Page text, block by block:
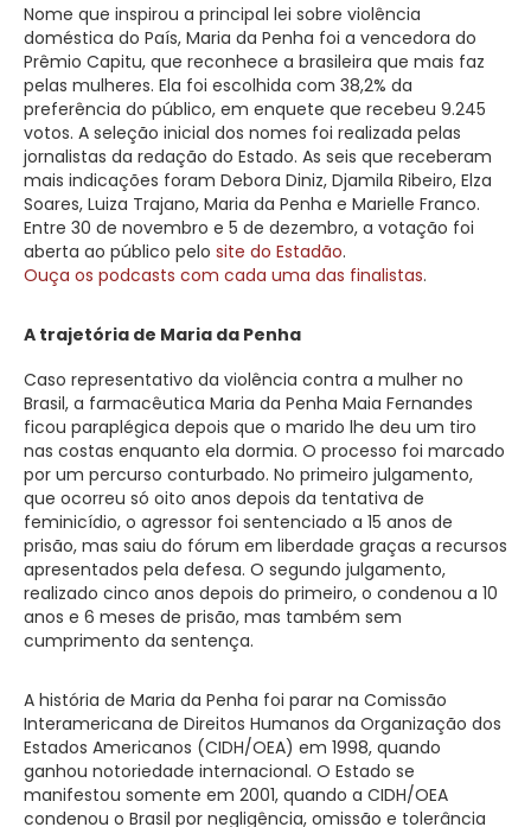
Nome que inspirou a principal lei sobre violência
doméstica do País, Maria da Penha foi a vencedora do
Prêmio Capitu, que reconhece a brasileira que mais faz
pelas mulheres. Ela foi escolhida com 38,2% da
preferência do público, em enquete que recebeu 9.245
votos. A seleção inicial dos nomes foi realizada pelas
jornalistas da redação do Estado. As seis que receberam
mais indicações foram Debora Diniz, Djamila Ribeiro, Elza
Soares, Luiza Trajano, Maria da Penha e Marielle Franco.
Entre 30 de novembro e 5 de dezembro, a votação foi
aberta ao público pelo site do Estadão.
Ouça os podcasts com cada uma das finalistas.
A trajetória de Maria da Penha
Caso representativo da violência contra a mulher no
Brasil, a farmacêutica Maria da Penha Maia Fernandes
ficou paraplégica depois que o marido lhe deu um tiro
nas costas enquanto ela dormia. O processo foi marcado
por um percurso conturbado. No primeiro julgamento,
que ocorreu só oito anos depois da tentativa de
feminicídio, o agressor foi sentenciado a 15 anos de
prisão, mas saiu do fórum em liberdade graças a recursos
apresentados pela defesa. O segundo julgamento,
realizado cinco anos depois do primeiro, o condenou a 10
anos e 6 meses de prisão, mas também sem
cumprimento da sentença.
A história de Maria da Penha foi parar na Comissão
Interamericana de Direitos Humanos da Organização dos
Estados Americanos (CIDH/OEA) em 1998, quando
ganhou notoriedade internacional. O Estado se
manifestou somente em 2001, quando a CIDH/OEA
condenou o Brasil por negligência, omissão e tolerância